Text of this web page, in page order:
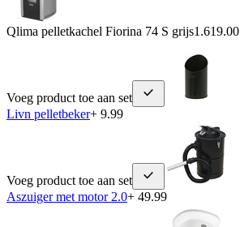
Qlima pelletkachel Fiorina 74 S grijs1.619.00
Voeg product toe aan set
Livn pelletbeker+ 9.99
Voeg product toe aan set
Aszuiger met motor 2.0+ 49.99